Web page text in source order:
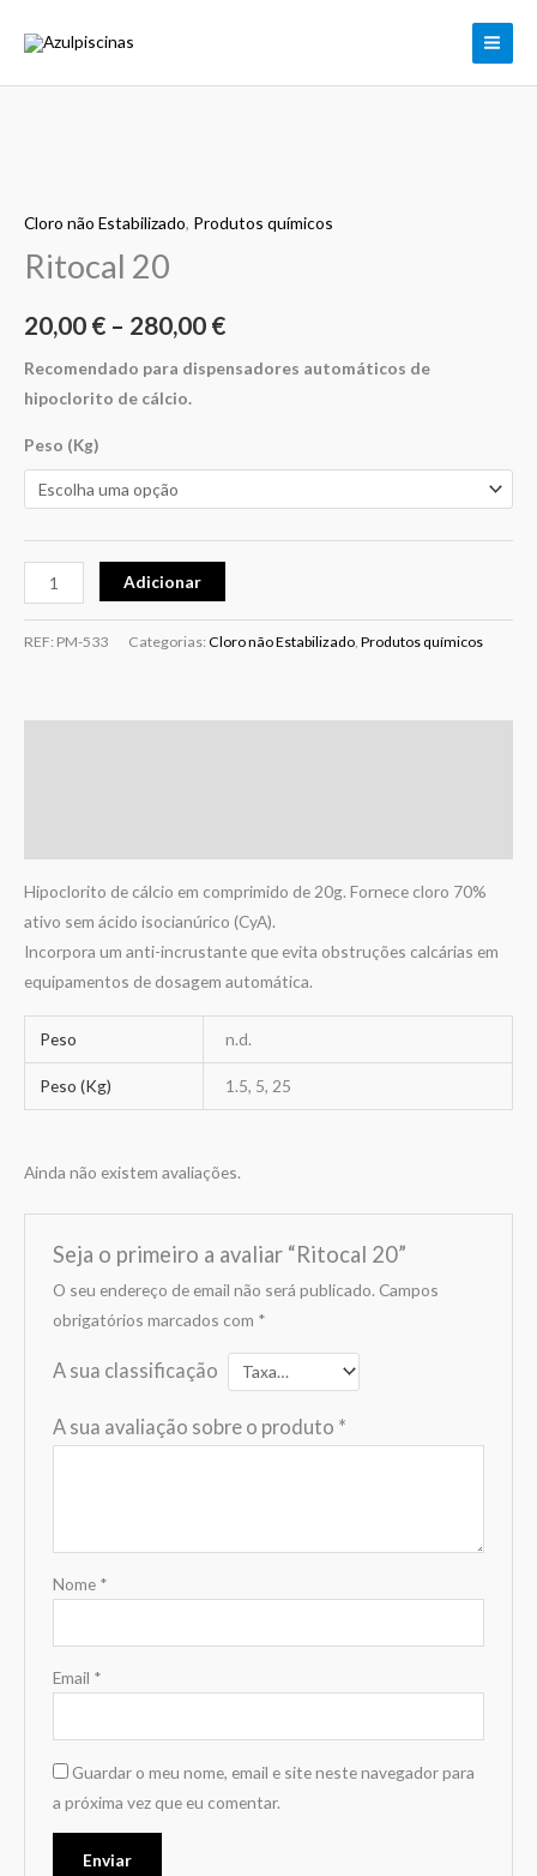
Cloro não Estabilizado, Produtos químicos
Ritocal 20
20,00 € – 280,00 €
range:
through
280,00 €
Recomendado para dispensadores automáticos de
hipoclorito de cálcio.
Peso (Kg)
Ritocal
20
Adicionar
REF: PM-533 Categorias: Cloro não Estabilizado Produtos químicos
Hipoclorito de cálcio em comprimido de 20g. Fornece cloro 70%
ativo sem ácido isocianúrico (CyA).
Incorpora um anti-incrustante que evita obstruções calcárias em
equipamentos de dosagem automática.
Peso n.d.
Peso (Kg) 1.5, 5, 25
Ainda não existem avaliações.
Seja o primeiro a avaliar “Ritocal 20”
O seu endereço de email não será publicado. Campos
obrigatórios marcados com *
A sua classificação
A sua avaliação sobre o produto *
Nome *
Email *
Guardar o meu nome, email e site neste navegador para
a próxima vez que eu comentar.